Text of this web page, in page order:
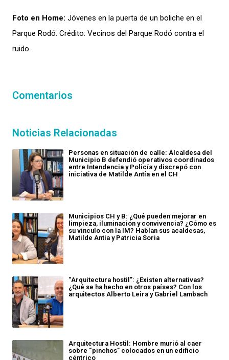
Foto en Home: Jóvenes en la puerta de un boliche en el
Parque Rodó. Crédito: Vecinos del Parque Rodó contra el
ruido.
Comentarios
Noticias Relacionadas
Personas en situación de calle: Alcaldesa del
Municipio B defendió operativos coordinados
entre Intendencia y Policía y discrepó con
iniciativa de Matilde Antía en el CH
Municipios CH y B: ¿Qué pueden mejorar en
limpieza, iluminación y convivencia? ¿Cómo es
su vínculo con la IM? Hablan sus acaldesas,
Matilde Antía y Patricia Soria
“Arquitectura hostil”: ¿Existen alternativas?
¿Qué se ha hecho en otros países? Con los
arquitectos Alberto Leira y Gabriel Lambach
Arquitectura Hostil: Hombre murió al caer
sobre “pinchos” colocados en un edificio
céntrico